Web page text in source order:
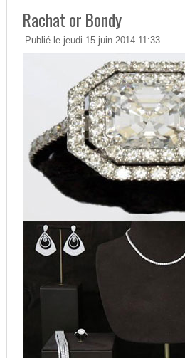
Rachat or Bondy
Publié le jeudi 15 juin 2014 11:33